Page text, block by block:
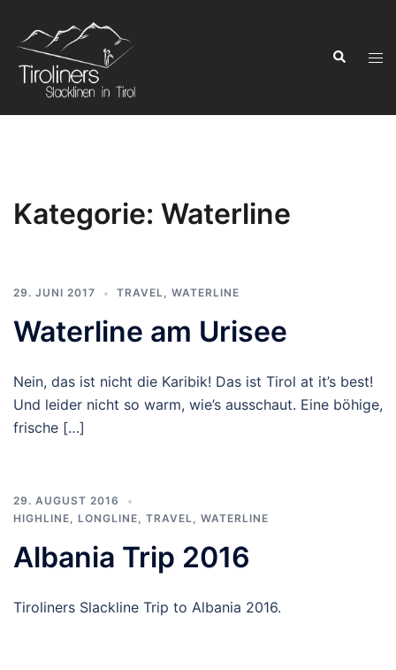
Inhalt
springen
Suchen
Kategorie: Waterline
29. JUNI 2017 TRAVEL, WATERLINE
Waterline am Urisee
Nein, das ist nicht die Karibik! Das ist Tirol at it’s best!
Und leider nicht so warm, wie’s ausschaut. Eine böhige,
frische […]
29. AUGUST 2016
HIGHLINE, LONGLINE, TRAVEL, WATERLINE
Albania Trip 2016
Tiroliners Slackline Trip to Albania 2016.